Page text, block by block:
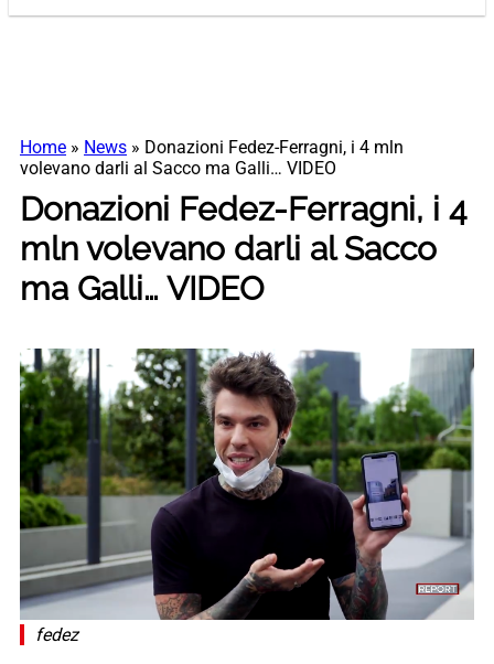
Home » News » Donazioni Fedez-Ferragni, i 4 mln
volevano darli al Sacco ma Galli… VIDEO
Donazioni Fedez-Ferragni, i 4
mln volevano darli al Sacco
ma Galli… VIDEO
fedez